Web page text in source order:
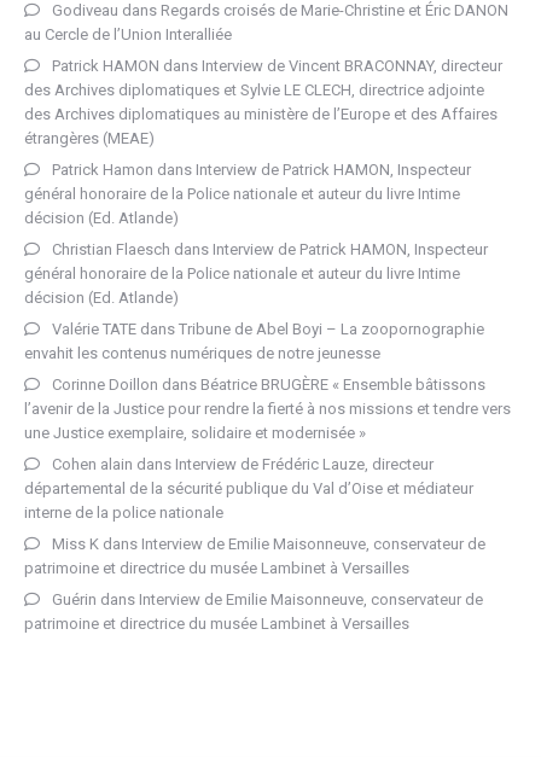
Godiveau dans Regards croisés de Marie-Christine et Éric DANON
au Cercle de l’Union Interalliée
Patrick HAMON dans Interview de Vincent BRACONNAY, directeur
des Archives diplomatiques et Sylvie LE CLECH, directrice adjointe
des Archives diplomatiques au ministère de l’Europe et des Affaires
étrangères (MEAE)
Patrick Hamon dans Interview de Patrick HAMON, Inspecteur
général honoraire de la Police nationale et auteur du livre Intime
décision (Ed. Atlande)
Christian Flaesch dans Interview de Patrick HAMON, Inspecteur
général honoraire de la Police nationale et auteur du livre Intime
décision (Ed. Atlande)
Valérie TATE dans Tribune de Abel Boyi – La zoopornographie
envahit les contenus numériques de notre jeunesse
Corinne Doillon dans Béatrice BRUGÈRE « Ensemble bâtissons
l’avenir de la Justice pour rendre la fierté à nos missions et tendre vers
une Justice exemplaire, solidaire et modernisée »
Cohen alain dans Interview de Frédéric Lauze, directeur
départemental de la sécurité publique du Val d’Oise et médiateur
interne de la police nationale
Miss K dans Interview de Emilie Maisonneuve, conservateur de
patrimoine et directrice du musée Lambinet à Versailles
Guérin dans Interview de Emilie Maisonneuve, conservateur de
patrimoine et directrice du musée Lambinet à Versailles